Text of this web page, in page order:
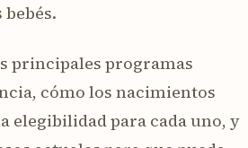
principales programas
cómo los nacimientos
elegibilidad para cada uno, y